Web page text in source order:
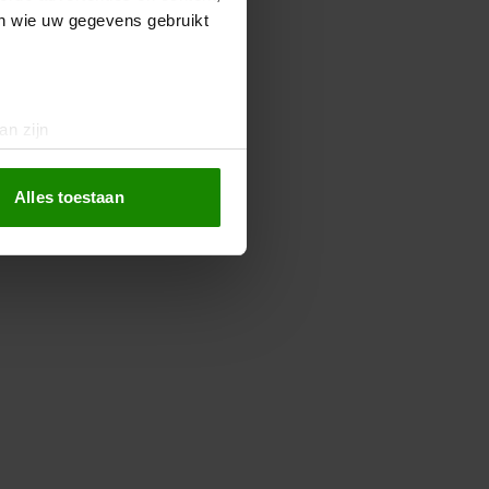
wie uw gegevens gebruikt
zijn
te bieden en om ons
partners voor social
die u aan ze heeft
met onze cookies als u
Alles toestaan